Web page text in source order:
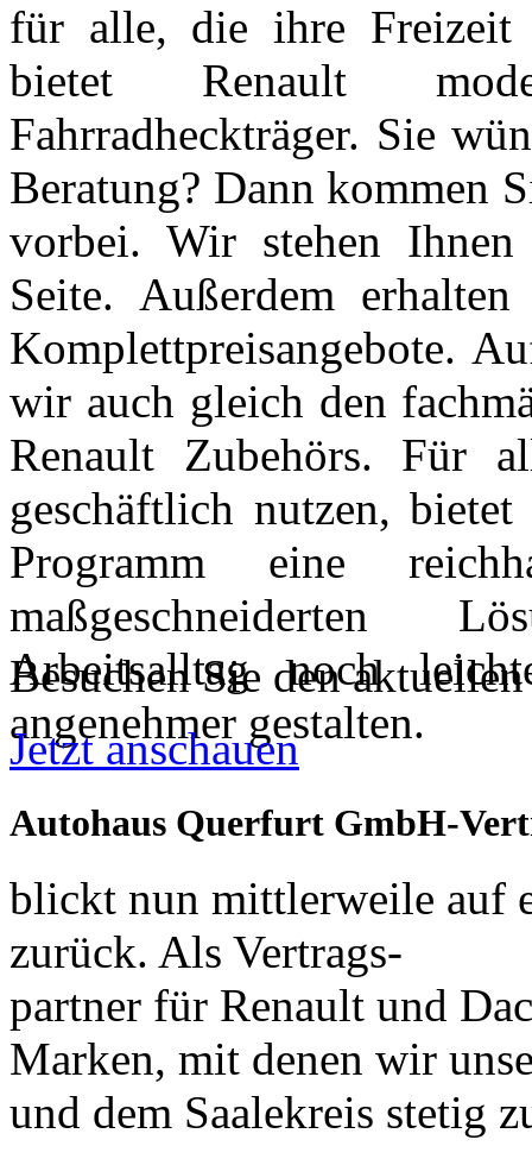
für alle, die ihre Freizeit
bietet Renault
Fahrradheckträger. Sie
Beratung? Dann kommen
vorbei. Wir stehen
Seite. Außerdem
Komplettpreisangebote.
wir auch gleich den
Renault Zubehörs. Für
geschäftlich nutzen,
Programm eine
maßgeschneiderten
Arbeitsalltag noch
angenehmer gestalten.
Besuchen Sie den
Jetzt anschauen
Autohaus Querfurt GmbH-
blickt nun mittlerweile auf
zurück. Als Vertrags-
partner für Renault und
Marken, mit denen wir
und dem Saalekreis stetig